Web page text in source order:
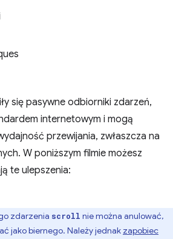
się pasywne odbiorniki zdarzeń,
internetowym i mogą
przewijania, zwłaszcza na
W poniższym filmie możesz
te ulepszenia:
zdarzenia scroll nie można anulować,
jako biernego. Należy jednak zapobiec